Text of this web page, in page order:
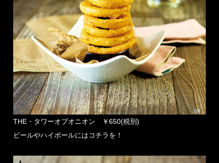
THE・タワーオブオニオン ￥650(税別)
ビールやハイボールにはコチラを！